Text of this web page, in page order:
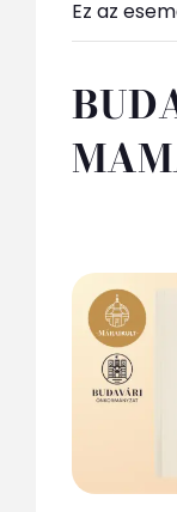
Ez az